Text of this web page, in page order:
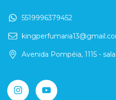
5519996379452
Avenida Pompéia, 1115 -